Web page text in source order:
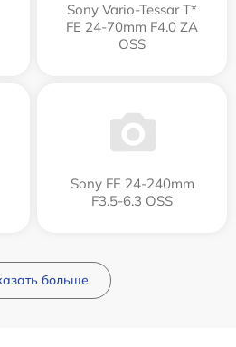
Sony Vario-Tessar T*
FE 24-70mm F4.0 ZA
OSS
Sony FE 24-240mm
F3.5-6.3 OSS
больше